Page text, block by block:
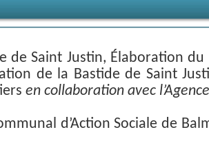
de Saint Justin, Élaboration
de la Bastide de Saint
en collaboration avec
d’Action Sociale de